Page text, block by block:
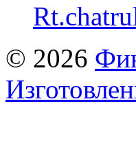
© 2026